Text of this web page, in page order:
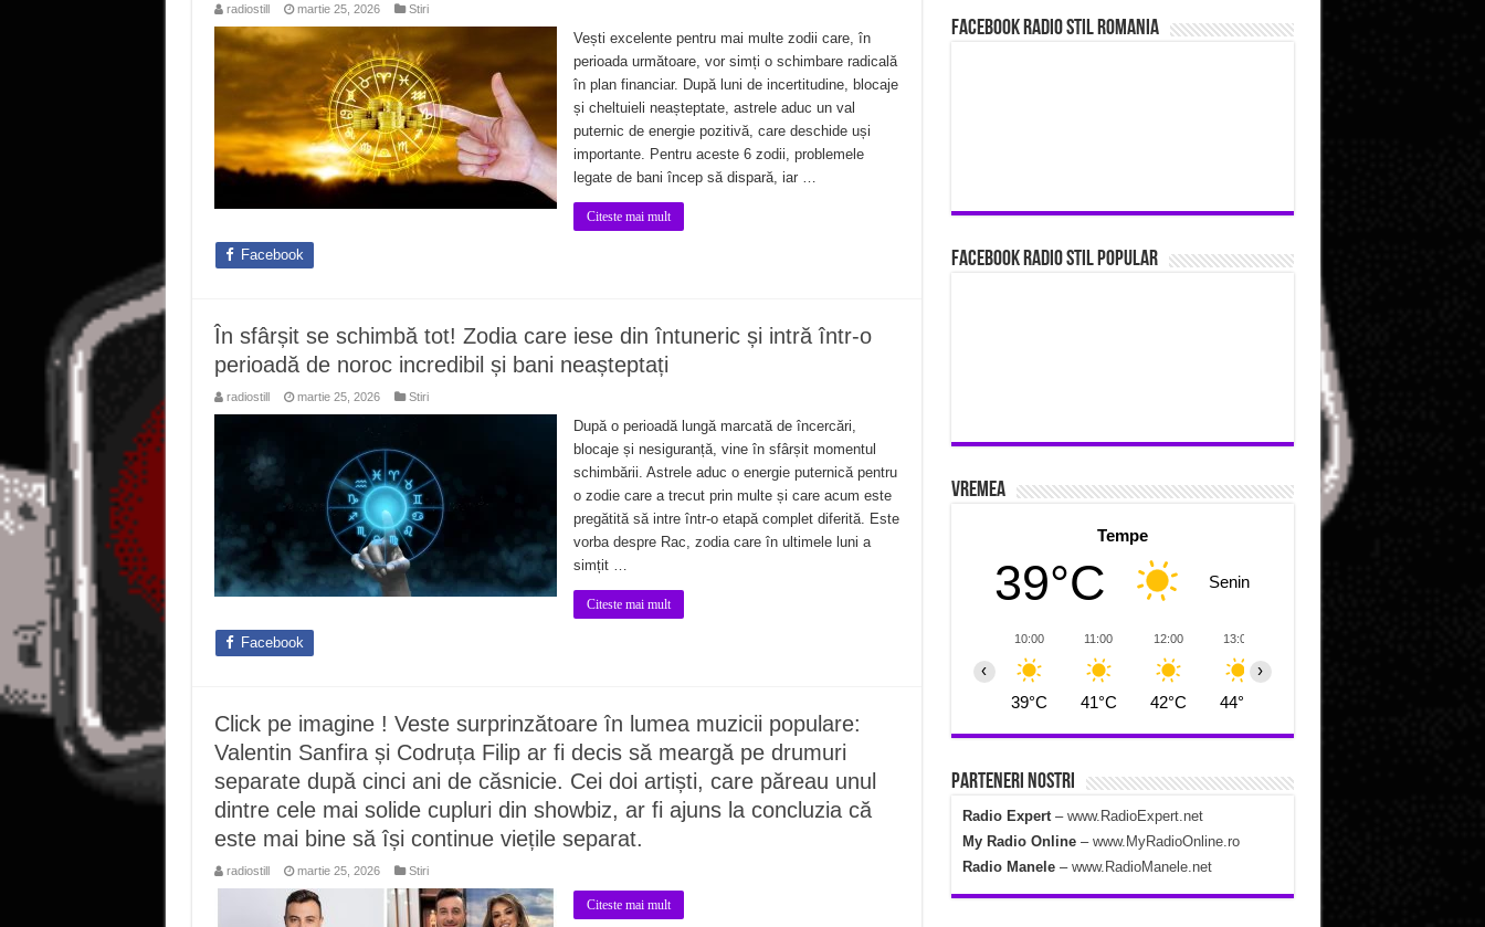
radiostill martie 25, 2026 Stiri
Vești excelente pentru mai multe zodii care, în
perioada următoare, vor simți o schimbare radicală
în plan financiar. După luni de incertitudine, blocaje
și cheltuieli neașteptate, astrele aduc un val
puternic de energie pozitivă, care deschide uși
importante. Pentru aceste 6 zodii, problemele
legate de bani încep să dispară, iar …
Citeste mai mult
Facebook
În sfârșit se schimbă tot! Zodia care iese din întuneric și intră într-o
perioadă de noroc incredibil și bani neașteptați
radiostill martie 25, 2026 Stiri
După o perioadă lungă marcată de încercări,
blocaje și nesiguranță, vine în sfârșit momentul
schimbării. Astrele aduc o energie puternică pentru
o zodie care a trecut prin multe și care acum este
pregătită să intre într-o etapă complet diferită. Este
vorba despre Rac, zodia care în ultimele luni a
simțit …
Citeste mai mult
Facebook
Click pe imagine ! Veste surprinzătoare în lumea muzicii populare:
Valentin Sanfira și Codruța Filip ar fi decis să meargă pe drumuri
separate după cinci ani de căsnicie. Cei doi artiști, care păreau unul
dintre cele mai solide cupluri din showbiz, ar fi ajuns la concluzia că
este mai bine să își continue viețile separat.
radiostill martie 25, 2026 Stiri
Citeste mai mult
Facebook Radio Stil Romania
Facebook Radio Stil Popular
Vremea
Tempe
39°C Senin
10:00
39°C
11:00
41°C
12:00
42°C
13:00
44°C
‹ ›
Parteneri Nostri
Radio Expert– www.RadioExpert.net
My Radio Online– www.MyRadioOnline.ro
Radio Manele – www.RadioManele.net